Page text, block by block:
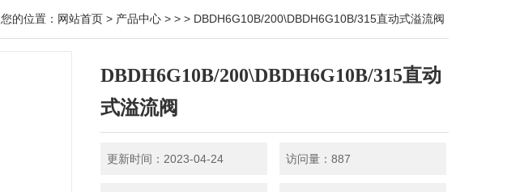
您的位置： 网站首页 > 产品中心 > > > DBDH6G10B/200\DBDH6G10B/315直动式溢流阀
DBDH6G10B/200\DBDH6G10B/315直动
式溢流阀
更新时间：2023-04-24 访问量：887